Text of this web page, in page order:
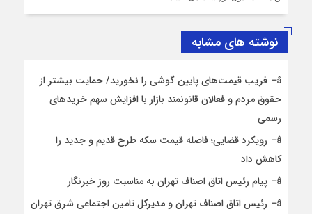
نوشته های مشابه
فریب قیمت‌های پایین گوشی را نخورید/ حمایت بیشتر از
حقوق مردم و فعالان قانونمند بازار با افزایش سهم خریدهای
رسمی
رویکرد قضایی؛ فاصله قیمت سکه طرح قدیم و جدید را
کاهش داد
پیام رئیس اتاق اصناف تهران به مناسبت روز خبرنگار
رئیس اتاق اصناف تهران و مدیرکل تامین اجتماعی شرق تهران